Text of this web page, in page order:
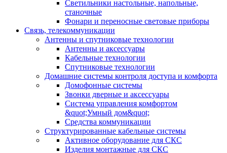
Светильники настольные, напольные,
станочные
Фонари и переносные световые приборы
Связь, телекоммуникации
Антенны и спутниковые технологии
Антенны и аксессуары
Кабельные технологии
Спутниковые технологии
Домашние системы контроля доступа и комфорта
Домофонные системы
Звонки дверные и аксессуары
Система управления комфортом
&quot;Умный дом&quot;
Средства коммуникации
Структурированные кабельные системы
Активное оборудование для СКС
Изделия монтажные для СКС